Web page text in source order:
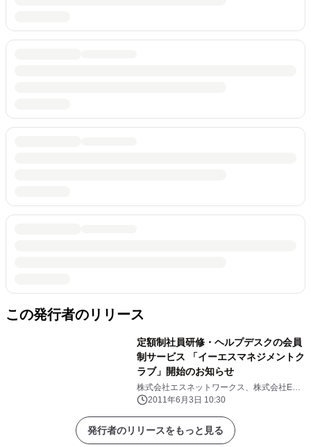
この発行者のリリース
定額制社員研修・ヘルプデスクの会員
制サービス 「イーエスマネジメントク
ラブ」開始のお知らせ
株式会社エスネットワークス、株式会社ES
リサーチ
2011年6月3日 10:30
発行者のリリースをもっと見る